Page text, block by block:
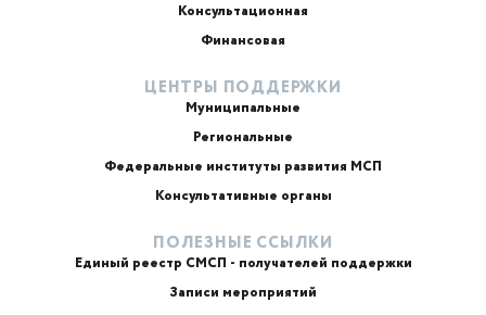
Консультационная
Финансовая
ЦЕНТРЫ ПОДДЕРЖКИ
Муниципальные
Региональные
Федеральные институты развития МСП
Консультативные органы
ПОЛЕЗНЫЕ ССЫЛКИ
Единый реестр СМСП - получателей поддержки
Записи мероприятий
ИИ-консультант
Маркетплейсы и регуляторика